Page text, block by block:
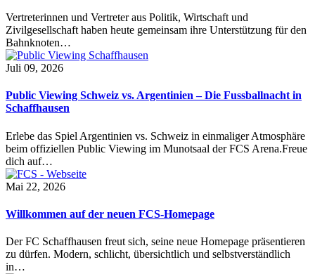
Vertreterinnen und Vertreter aus Politik, Wirtschaft und
Zivilgesellschaft haben heute gemeinsam ihre Unterstützung für den
Bahnknoten…
Juli 09, 2026
Public Viewing Schweiz vs. Argentinien – Die Fussballnacht in
Schaffhausen
Erlebe das Spiel Argentinien vs. Schweiz in einmaliger Atmosphäre
beim offiziellen Public Viewing im Munotsaal der FCS Arena.Freue
dich auf…
Mai 22, 2026
Willkommen auf der neuen FCS-Homepage
Der FC Schaffhausen freut sich, seine neue Homepage präsentieren
zu dürfen. Modern, schlicht, übersichtlich und selbstverständlich
in…